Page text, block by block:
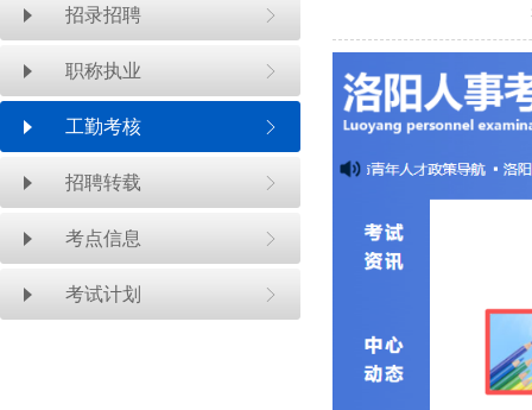
招录招聘
职称执业
工勤考核
招聘转载
考点信息
考试计划